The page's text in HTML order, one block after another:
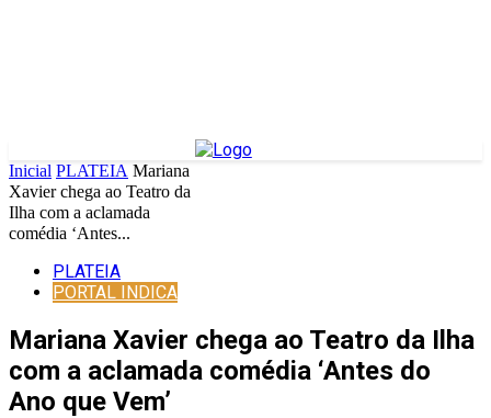
Inicial PLATEIA Mariana
Xavier chega ao Teatro da
Ilha com a aclamada
comédia ‘Antes...
PLATEIA
PORTAL INDICA
Mariana Xavier chega ao Teatro da Ilha
com a aclamada comédia ‘Antes do
Ano que Vem’